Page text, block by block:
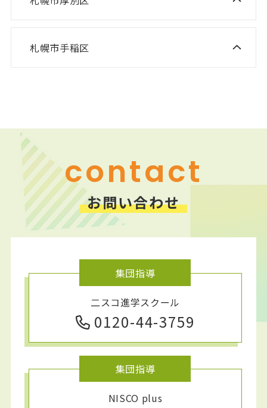
ニスコ進学スクール 平岡中央教室
ニスコ進学スクール 森林公園教室
ニスコパーソナル 平岡公園教室
札幌市手稲区
contact
お問い合わせ
集団指導
二スコ進学スクール
0120-44-3759
集団指導
NISCO plus